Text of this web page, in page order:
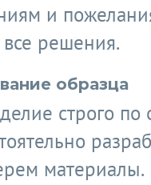
и
решения.
образца
строго по
материалы.